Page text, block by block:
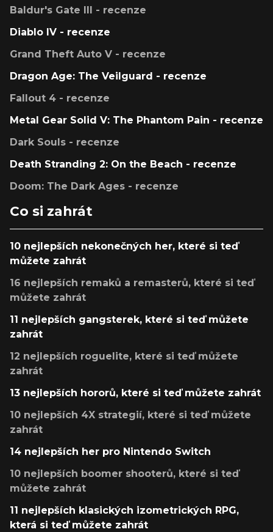
Baldur's Gate III - recenze
Diablo IV - recenze
Grand Theft Auto V - recenze
Dragon Age: The Veilguard - recenze
Fallout 4 - recenze
Metal Gear Solid V: The Phantom Pain - recenze
Dark Souls - recenze
Death Stranding 2: On the Beach - recenze
Doom: The Dark Ages - recenze
Co si zahrát
10 nejlepších nekonečných her, které si teď
můžete zahrát
16 nejlepších remaků a remasterů, které si teď
můžete zahrát
11 nejlepších gangsterek, které si teď můžete
zahrát
12 nejlepších roguelite, které si teď můžete
zahrát
13 nejlepších hororů, které si teď můžete zahrát
10 nejlepších 4X strategií, které si teď můžete
zahrát
14 nejlepších her pro Nintendo Switch
10 nejlepších boomer shooterů, které si teď
můžete zahrát
11 nejlepších klasických izometrických RPG,
která si teď můžete zahrát